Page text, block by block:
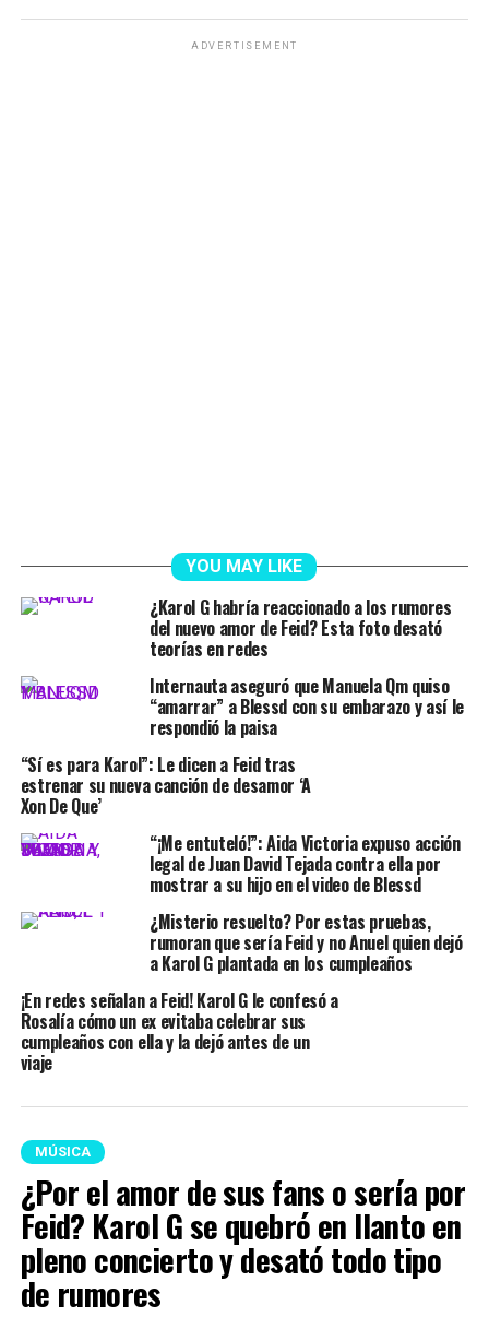
ADVERTISEMENT
YOU MAY LIKE
¿Karol G habría reaccionado a los rumores
del nuevo amor de Feid? Esta foto desató
teorías en redes
Internauta aseguró que Manuela Qm quiso
“amarrar” a Blessd con su embarazo y así le
respondió la paisa
“Sí es para Karol”: Le dicen a Feid tras
estrenar su nueva canción de desamor ‘A
Xon De Que’
“¡Me entuteló!”: Aida Victoria expuso acción
legal de Juan David Tejada contra ella por
mostrar a su hijo en el video de Blessd
¿Misterio resuelto? Por estas pruebas,
rumoran que sería Feid y no Anuel quien dejó
a Karol G plantada en los cumpleaños
¡En redes señalan a Feid! Karol G le confesó a
Rosalía cómo un ex evitaba celebrar sus
cumpleaños con ella y la dejó antes de un
viaje
MÚSICA
¿Por el amor de sus fans o sería por
Feid? Karol G se quebró en llanto en
pleno concierto y desató todo tipo
de rumores